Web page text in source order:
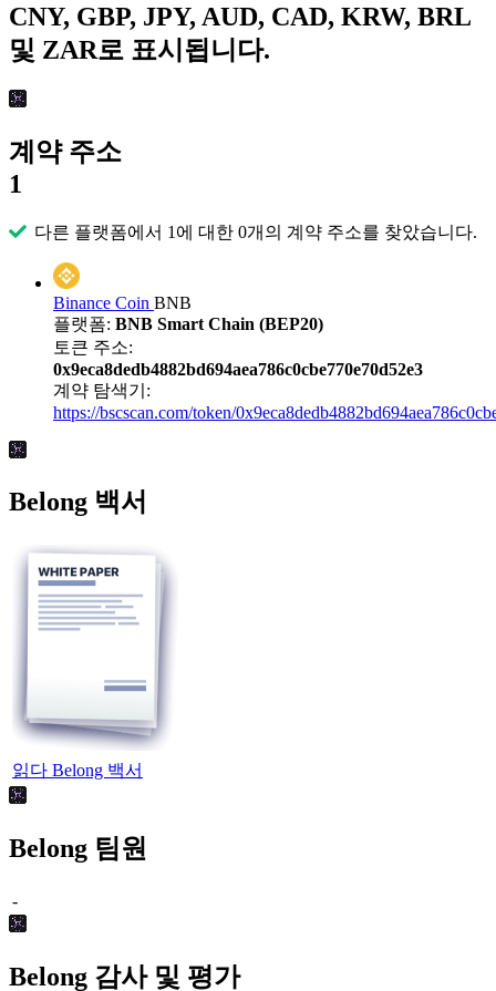
CNY, GBP, JPY, AUD, CAD, KRW, BRL
및 ZAR로 표시됩니다.
계약 주소
1
다른 플랫폼에서 1에 대한 0개의 계약 주소를 찾았습니다.
Binance Coin BNB
플랫폼: BNB Smart Chain (BEP20)
토큰 주소:
0x9eca8dedb4882bd694aea786c0cbe770e70d52e3
계약 탐색기:
https://bscscan.com/token/
Belong 백서
읽다 Belong 백서
Belong 팀원
-
Belong 감사 및 평가